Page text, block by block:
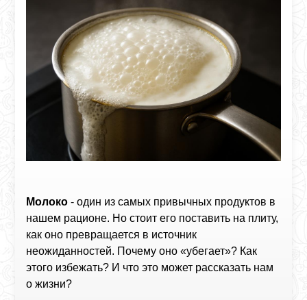
Молоко - один из самых привычных продуктов в
нашем рационе. Но стоит его поставить на плиту,
как оно превращается в источник
неожиданностей. Почему оно «убегает»? Как
этого избежать? И что это может рассказать нам
о жизни?